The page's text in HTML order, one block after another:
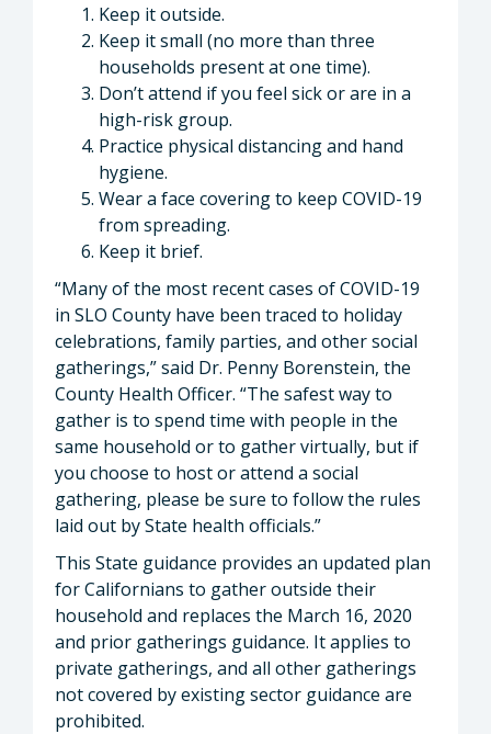
Keep it outside.
Keep it small (no more than three
households present at one time).
Don’t attend if you feel sick or are in a
high-risk group.
Practice physical distancing and hand
hygiene.
Wear a face covering to keep COVID-19
from spreading.
Keep it brief.
“Many of the most recent cases of COVID-19
in SLO County have been traced to holiday
celebrations, family parties, and other social
gatherings,” said Dr. Penny Borenstein, the
County Health Officer. “The safest way to
gather is to spend time with people in the
same household or to gather virtually, but if
you choose to host or attend a social
gathering, please be sure to follow the rules
laid out by State health officials.”
This State guidance provides an updated plan
for Californians to gather outside their
household and replaces the March 16, 2020
and prior gatherings guidance. It applies to
private gatherings, and all other gatherings
not covered by existing sector guidance are
prohibited.